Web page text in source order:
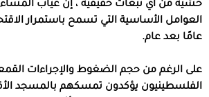
خشية من أي تبعات حقيقية ، إن غياب
العوامل الأساسية التي تسمح باستمرار
عامًا بعد عام.
على الرغم من حجم الضغوط والإجراءات
الفلسطينيون يؤكدون تمسكهم بالمسجد